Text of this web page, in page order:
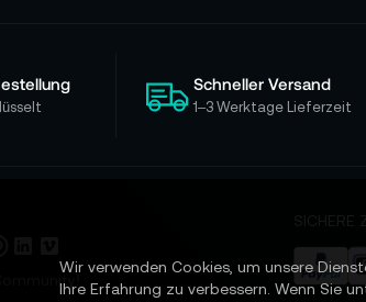
Schneller Versand
1–3 Werktage Lieferzeit
Wir verwenden Cookies, um unsere
Ihre Erfahrung zu verbessern. Wenn Sie